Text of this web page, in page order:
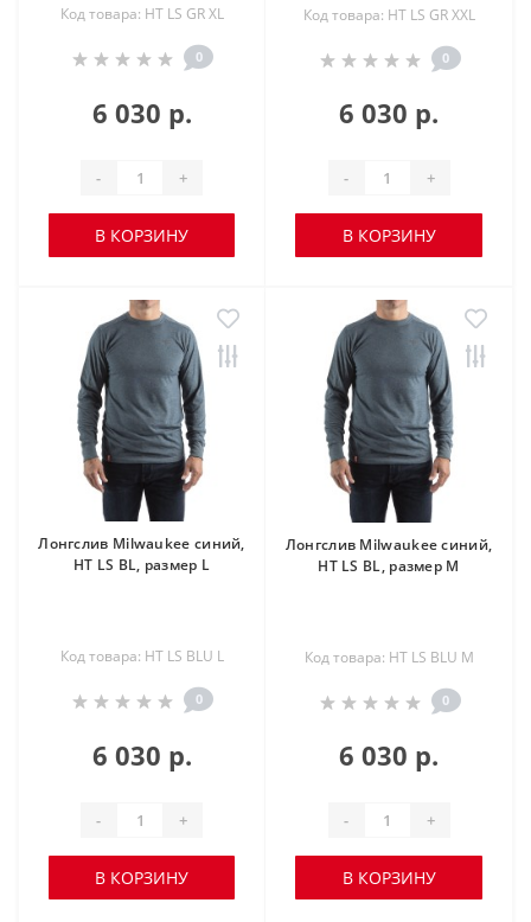
Код товара: HT LS GR XL
0
6 030 р.
- +
В КОРЗИНУ
Код товара: HT LS GR XXL
0
6 030 р.
- +
В КОРЗИНУ
Лонгслив Milwaukee синий,
HT LS BL, размер L
Код товара: HT LS BLU L
0
6 030 р.
- +
В КОРЗИНУ
Лонгслив Milwaukee синий,
HT LS BL, размер M
Код товара: HT LS BLU M
0
6 030 р.
- +
В КОРЗИНУ